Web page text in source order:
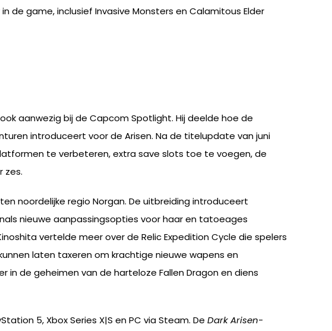
de game, inclusief Invasive Monsters en Calamitous Elder
aanwezig bij de Capcom Spotlight. Hij deelde hoe de
introduceert voor de Arisen. Na de titelupdate van juni
te verbeteren, extra save slots toe te voegen, de
zes.
noordelijke regio Norgan. De uitbreiding introduceert
nieuwe aanpassingsopties voor haar en tatoeages
vertelde meer over de Relic Expedition Cycle die spelers
laten taxeren om krachtige nieuwe wapens en
in de geheimen van de harteloze Fallen Dragon en diens
5, Xbox Series X|S en PC via Steam. De Dark Arisen-